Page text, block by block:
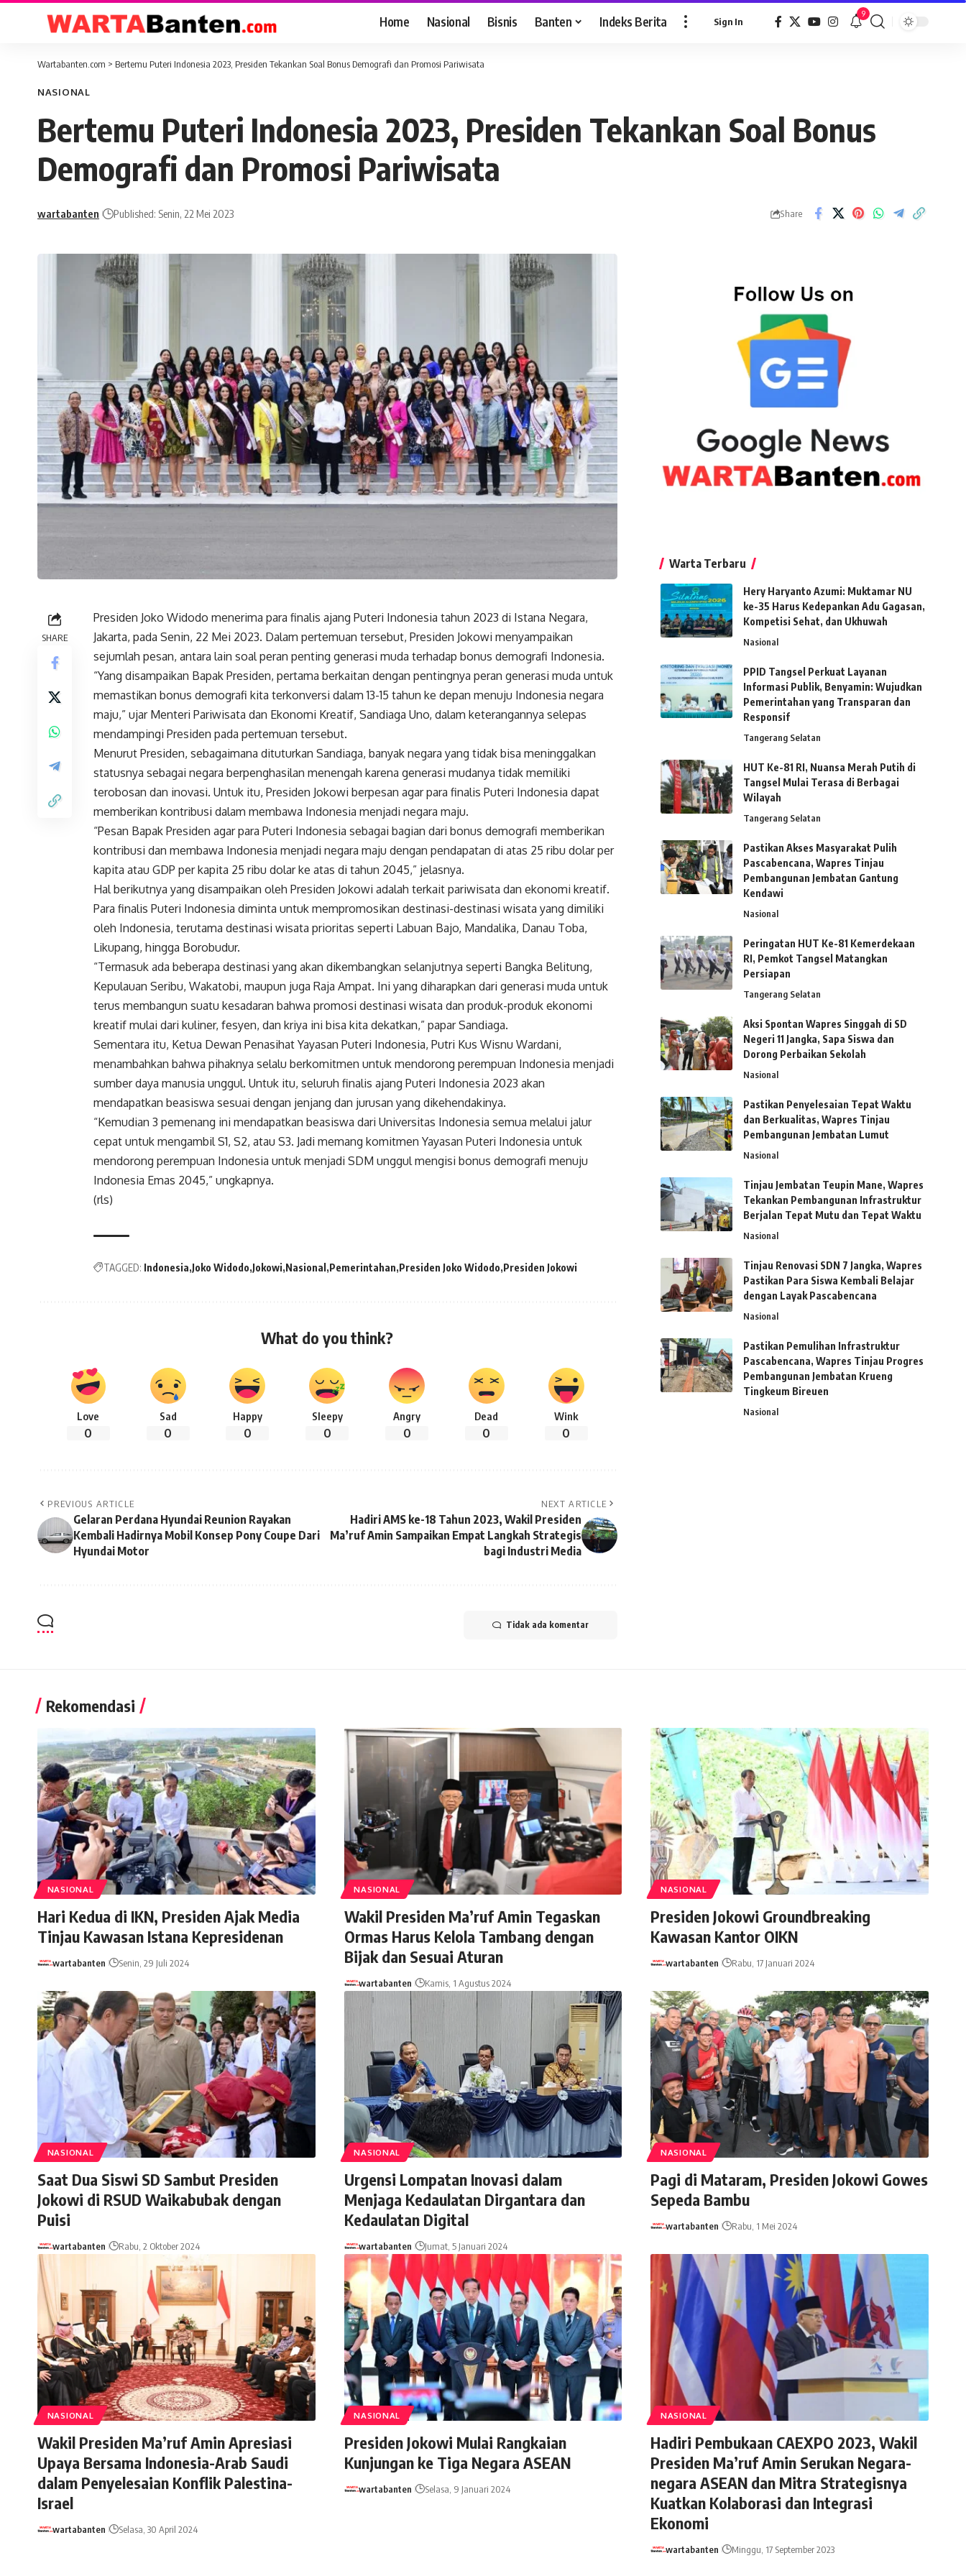
Home Nasional Bisnis Banten Indeks Berita Sign In
9
Wartabanten.com > Bertemu Puteri Indonesia 2023, Presiden Tekankan Soal Bonus Demografi dan Promosi Pariwisata
NASIONAL
Bertemu Puteri Indonesia 2023, Presiden Tekankan Soal Bonus
Demografi dan Promosi Pariwisata
wartabanten Published: Senin, 22 Mei 2023 Share
SHARE
Presiden Joko Widodo menerima para finalis ajang Puteri Indonesia tahun 2023 di Istana Negara,
Jakarta, pada Senin, 22 Mei 2023. Dalam pertemuan tersebut, Presiden Jokowi menyampaikan
sejumlah pesan, antara lain soal peran penting generasi muda terhadap bonus demografi Indonesia.
“Yang disampaikan Bapak Presiden, pertama berkaitan dengan pentingnya peran generasi muda untuk
memastikan bonus demografi kita terkonversi dalam 13-15 tahun ke depan menuju Indonesia negara
maju,” ujar Menteri Pariwisata dan Ekonomi Kreatif, Sandiaga Uno, dalam keterangannya selepas
mendampingi Presiden pada pertemuan tersebut.
Menurut Presiden, sebagaimana dituturkan Sandiaga, banyak negara yang tidak bisa meninggalkan
statusnya sebagai negara berpenghasilan menengah karena generasi mudanya tidak memiliki
terobosan dan inovasi. Untuk itu, Presiden Jokowi berpesan agar para finalis Puteri Indonesia dapat
memberikan kontribusi dalam membawa Indonesia menjadi negara maju.
“Pesan Bapak Presiden agar para Puteri Indonesia sebagai bagian dari bonus demografi memberikan
kontribusi dan membawa Indonesia menjadi negara maju dengan pendapatan di atas 25 ribu dolar per
kapita atau GDP per kapita 25 ribu dolar ke atas di tahun 2045,” jelasnya.
Hal berikutnya yang disampaikan oleh Presiden Jokowi adalah terkait pariwisata dan ekonomi kreatif.
Para finalis Puteri Indonesia diminta untuk mempromosikan destinasi-destinasi wisata yang dimiliki
oleh Indonesia, terutama destinasi wisata prioritas seperti Labuan Bajo, Mandalika, Danau Toba,
Likupang, hingga Borobudur.
“Termasuk ada beberapa destinasi yang akan dikembangkan selanjutnya seperti Bangka Belitung,
Kepulauan Seribu, Wakatobi, maupun juga Raja Ampat. Ini yang diharapkan dari generasi muda untuk
terus membangun suatu kesadaran bahwa promosi destinasi wisata dan produk-produk ekonomi
kreatif mulai dari kuliner, fesyen, dan kriya ini bisa kita dekatkan,” papar Sandiaga.
Sementara itu, Ketua Dewan Penasihat Yayasan Puteri Indonesia, Putri Kus Wisnu Wardani,
menambahkan bahwa pihaknya selalu berkomitmen untuk mendorong perempuan Indonesia menjadi
sumber daya manusia unggul. Untuk itu, seluruh finalis ajang Puteri Indonesia 2023 akan
mendapatkan beasiswa sesuai dengan jenjang dan jurusan yang dikehendakinya.
“Kemudian 3 pemenang ini mendapatkan beasiswa dari Universitas Indonesia semua melalui jalur
cepat untuk mengambil S1, S2, atau S3. Jadi memang komitmen Yayasan Puteri Indonesia untuk
mendorong perempuan Indonesia untuk menjadi SDM unggul mengisi bonus demografi menuju
Indonesia Emas 2045,” ungkapnya.
(rls)
TAGGED: Indonesia Joko Widodo Jokowi Nasional Pemerintahan Presiden Joko Widodo Presiden Jokowi
What do you think?
Love
0
Sad
0
Happy
0
Sleepy
0
Angry
0
Dead
0
Wink
0
PREVIOUS ARTICLE
Gelaran Perdana Hyundai Reunion Rayakan
Kembali Hadirnya Mobil Konsep Pony Coupe Dari
Hyundai Motor
NEXT ARTICLE
Hadiri AMS ke-18 Tahun 2023, Wakil Presiden
Ma’ruf Amin Sampaikan Empat Langkah Strategis
bagi Industri Media
Tidak ada komentar
Warta Terbaru
Hery Haryanto Azumi: Muktamar NU
ke-35 Harus Kedepankan Adu Gagasan,
Kompetisi Sehat, dan Ukhuwah
Nasional
PPID Tangsel Perkuat Layanan
Informasi Publik, Benyamin: Wujudkan
Pemerintahan yang Transparan dan
Responsif
Tangerang Selatan
HUT Ke-81 RI, Nuansa Merah Putih di
Tangsel Mulai Terasa di Berbagai
Wilayah
Tangerang Selatan
Pastikan Akses Masyarakat Pulih
Pascabencana, Wapres Tinjau
Pembangunan Jembatan Gantung
Kendawi
Nasional
Peringatan HUT Ke-81 Kemerdekaan
RI, Pemkot Tangsel Matangkan
Persiapan
Tangerang Selatan
Aksi Spontan Wapres Singgah di SD
Negeri 11 Jangka, Sapa Siswa dan
Dorong Perbaikan Sekolah
Nasional
Pastikan Penyelesaian Tepat Waktu
dan Berkualitas, Wapres Tinjau
Pembangunan Jembatan Lumut
Nasional
Tinjau Jembatan Teupin Mane, Wapres
Tekankan Pembangunan Infrastruktur
Berjalan Tepat Mutu dan Tepat Waktu
Nasional
Tinjau Renovasi SDN 7 Jangka, Wapres
Pastikan Para Siswa Kembali Belajar
dengan Layak Pascabencana
Nasional
Pastikan Pemulihan Infrastruktur
Pascabencana, Wapres Tinjau Progres
Pembangunan Jembatan Krueng
Tingkeum Bireuen
Nasional
Rekomendasi
NASIONAL
Hari Kedua di IKN, Presiden Ajak Media
Tinjau Kawasan Istana Kepresidenan
wartabanten Senin, 29 Juli 2024
NASIONAL
Wakil Presiden Ma’ruf Amin Tegaskan
Ormas Harus Kelola Tambang dengan
Bijak dan Sesuai Aturan
wartabanten Kamis, 1 Agustus 2024
NASIONAL
Presiden Jokowi Groundbreaking
Kawasan Kantor OIKN
wartabanten Rabu, 17 Januari 2024
NASIONAL
Saat Dua Siswi SD Sambut Presiden
Jokowi di RSUD Waikabubak dengan
Puisi
wartabanten Rabu, 2 Oktober 2024
NASIONAL
Urgensi Lompatan Inovasi dalam
Menjaga Kedaulatan Dirgantara dan
Kedaulatan Digital
wartabanten Jumat, 5 Januari 2024
NASIONAL
Pagi di Mataram, Presiden Jokowi Gowes
Sepeda Bambu
wartabanten Rabu, 1 Mei 2024
NASIONAL
Wakil Presiden Ma’ruf Amin Apresiasi
Upaya Bersama Indonesia-Arab Saudi
dalam Penyelesaian Konflik Palestina-
Israel
wartabanten Selasa, 30 April 2024
NASIONAL
Presiden Jokowi Mulai Rangkaian
Kunjungan ke Tiga Negara ASEAN
wartabanten Selasa, 9 Januari 2024
NASIONAL
Hadiri Pembukaan CAEXPO 2023, Wakil
Presiden Ma’ruf Amin Serukan Negara-
negara ASEAN dan Mitra Strategisnya
Kuatkan Kolaborasi dan Integrasi
Ekonomi
wartabanten Minggu, 17 September 2023